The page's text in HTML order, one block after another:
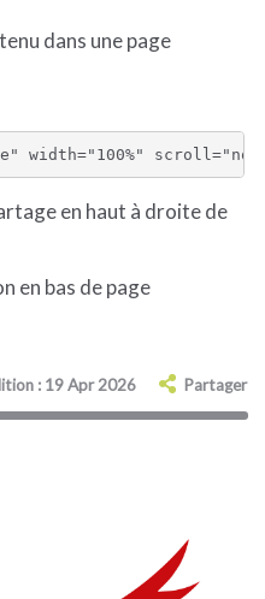
dans une page
en haut à droite de
en bas de page
: 19 Apr 2026 Partager